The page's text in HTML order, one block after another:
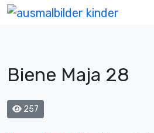
Biene Maja 28
257